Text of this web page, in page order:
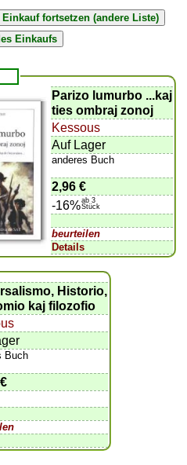
Parizo lumurbo ...kaj
ties ombraj zonoj
Kessous
Auf Lager
anderes Buch
2,96 €
-16%ab 3
Stück
beurteilen
Details
Historio,
kaj filozofio
Buch